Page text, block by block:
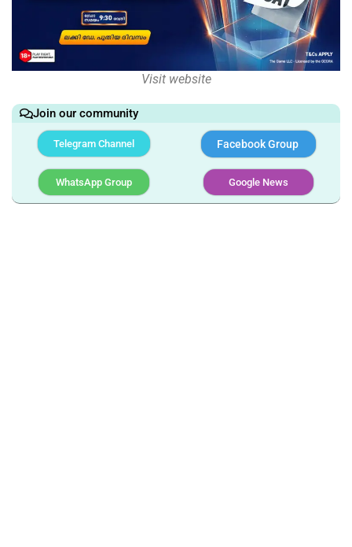
Visit website
Join our community
Telegram Channel Facebook Group
WhatsApp Group Google News